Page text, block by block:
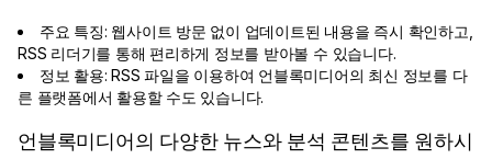
주요 특징: 웹사이트 방문 없이 업데이트된 내용을 즉시 확인하고,
RSS 리더기를 통해 편리하게 정보를 받아볼 수 있습니다.
정보 활용: RSS 파일을 이용하여 언블록미디어의 최신 정보를 다
른 플랫폼에서 활용할 수도 있습니다.
언블록미디어의 다양한 뉴스와 분석 콘텐츠를 원하시